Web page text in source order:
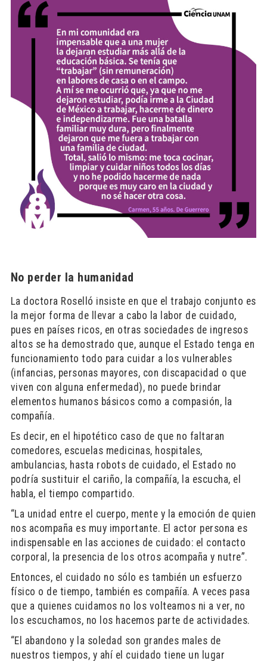
No perder la humanidad
La doctora Roselló insiste en que el trabajo conjunto es
la mejor forma de llevar a cabo la labor de cuidado,
pues en países ricos, en otras sociedades de ingresos
altos se ha demostrado que, aunque el Estado tenga en
funcionamiento todo para cuidar a los vulnerables
(infancias, personas mayores, con discapacidad o que
viven con alguna enfermedad), no puede brindar
elementos humanos básicos como a compasión, la
compañía.
Es decir, en el hipotético caso de que no faltaran
comedores, escuelas medicinas, hospitales,
ambulancias, hasta robots de cuidado, el Estado no
podría sustituir el cariño, la compañía, la escucha, el
habla, el tiempo compartido.
“La unidad entre el cuerpo, mente y la emoción de quien
nos acompaña es muy importante. El actor persona es
indispensable en las acciones de cuidado: el contacto
corporal, la presencia de los otros acompaña y nutre”.
Entonces, el cuidado no sólo es también un esfuerzo
físico o de tiempo, también es compañía. A veces pasa
que a quienes cuidamos no los volteamos ni a ver, no
los escuchamos, no los hacemos parte de actividades.
“El abandono y la soledad son grandes males de
nuestros tiempos, y ahí el cuidado tiene un lugar